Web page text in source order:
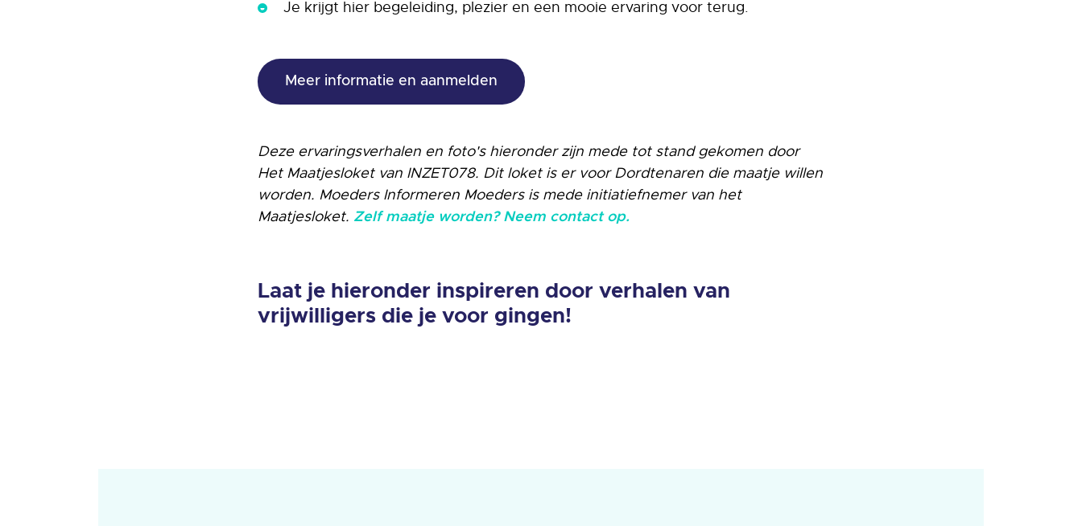
Je krijgt hier begeleiding, plezier en een mooie ervaring voor terug.
Meer informatie en aanmelden
Deze ervaringsverhalen en foto's hieronder zijn mede tot stand gekomen door
Het Maatjesloket van INZET078. Dit loket is er voor Dordtenaren die maatje willen
worden. Moeders Informeren Moeders is mede initiatiefnemer van het
Maatjesloket. Zelf maatje worden? Neem contact op.
Laat je hieronder inspireren door verhalen van
vrijwilligers die je voor gingen!